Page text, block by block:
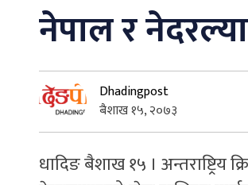
नेपाल र
Dhadingpost
बैशाख १५, २०७३
धादिङ बैशाख १५ ।